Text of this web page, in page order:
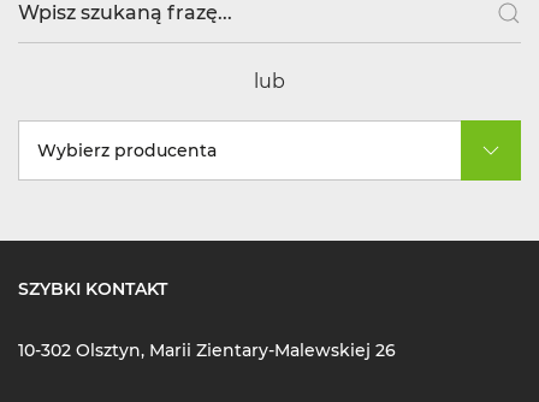
lub
Wybierz producenta
SZYBKI KONTAKT
10-302 Olsztyn, Marii Zientary-Malewskiej 26